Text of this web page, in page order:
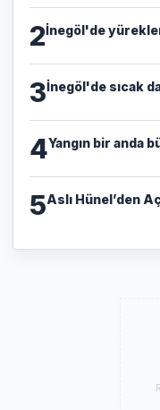
2İnegöl'de
3İnegöl'de sıcak
4Yangın bir anda
5Aslı Hünel’den